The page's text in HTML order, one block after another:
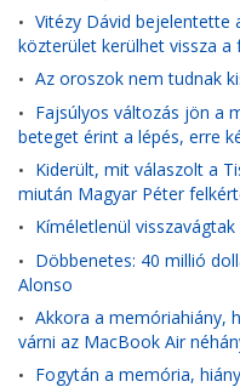
• Vitézy Dávid bejelentette
közterület kerülhet vissza a
• Az oroszok nem tudnak
• Fajsúlyos változás jön a
beteget érint a lépés, erre
• Kiderült, mit válaszolt a
miután Magyar Péter
• Kíméletlenül
• Döbbenetes: 40 millió
Alonso
• Akkora a memóriahiány,
várni az MacBook Air
• Fogytán a memória,